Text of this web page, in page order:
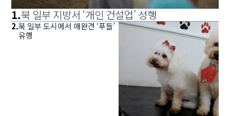
1.북 일부 지방서 ‘개인 건설업’ 성행
2.북 일부 도시에서 애완견 ‘푸들’
유행